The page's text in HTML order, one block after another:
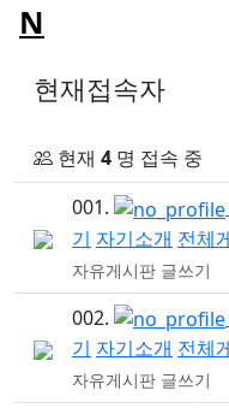
N
현재접속자
현재 접속자 목록
현재 4 명 접속 중
001.
기 자기소개 전체
자유게시판 글쓰기
002.
기 자기소개 전체
자유게시판 글쓰기